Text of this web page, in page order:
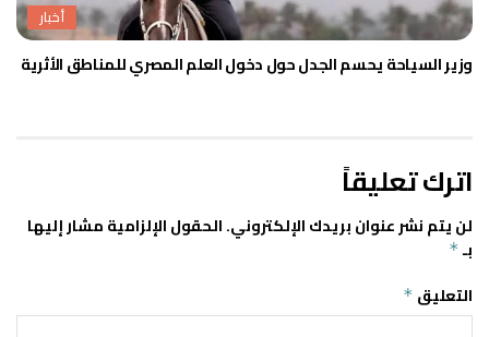
أخبار
وزير السياحة يحسم الجدل حول دخول العلم المصري للمناطق الأثرية
اترك تعليقاً
لن يتم نشر عنوان بريدك الإلكتروني.الحقول الإلزامية مشار إليها
بـ *
التعليق *